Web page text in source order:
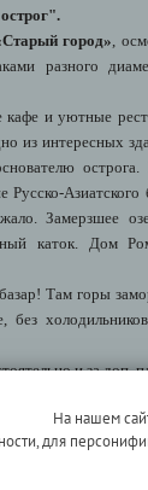
город» ,
разного
кафе и уютные
из интересных
острога.
Русско-
Замерзшее
каток. Дом
Там горы
без
и за доп.
культуры
веков, чтобы
до
края,
На нашем
для